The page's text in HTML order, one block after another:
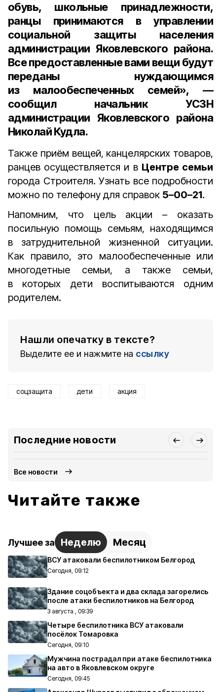
обувь, школьные принадлежности,
ранцы принимаются в управлении
социальной защиты населения
администрации Яковлевского района.
Все предоставленные вами вещи будут
переданы нуждающимся
из малообеспеченных семей», —
сообщил начальник УСЗН
администрации Яковлевского района
Николай Кудла.
Также приём вещей, канцелярских товаров,
ранцев осуществляется и в Центре семьи
города Строителя. Узнать все подробности
можно по телефону для справок 5–00–21.
Напомним, что цель акции – оказать
посильную помощь семьям, находящимся
в затруднительной жизненной ситуации.
Как правило, это малообеспеченные или
многодетные семьи, а также семьи,
в которых дети воспитываются одним
родителем.
Нашли опечатку в тексте?
Выделите ее и нажмите на ссылку
соцзащита дети акция
Последние новости
Все новости
Читайте также
Лучшее за Неделю Месяц
ВСУ атаковали беспилотником Белгород
Сегодня, 09:12
Здание соцобъекта и два склада загорелись
после атаки беспилотников на Белгород
3 августа , 09:39
Четыре беспилотника ВСУ атаковали
посёлок Томаровка
Сегодня, 09:10
Мужчина пострадал при атаке беспилотника
на авто в Яковлевском округе
Сегодня, 09:45